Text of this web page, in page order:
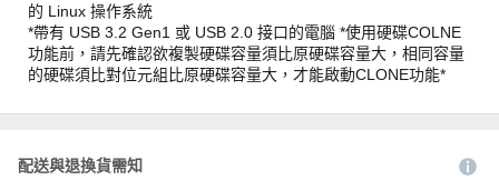
的 Linux 操作系統
*帶有 USB 3.2 Gen1 或 USB 2.0 接口的電腦 *使用硬碟COLNE
功能前，請先確認欲複製硬碟容量須比原硬碟容量大，相同容量
的硬碟須比對位元組比原硬碟容量大，才能啟動CLONE功能*
配送與退換貨需知